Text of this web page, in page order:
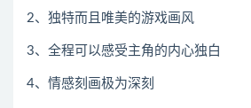
2、独特而且唯美的游戏画风
3、全程可以感受主角的内心独白
4、情感刻画极为深刻